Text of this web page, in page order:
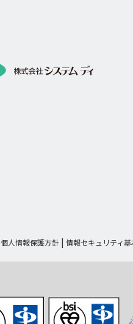
個人情報保護方針 情報セキュリティ